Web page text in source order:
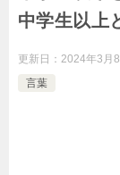
中学生以上
更新日： 2024年3月8
言葉